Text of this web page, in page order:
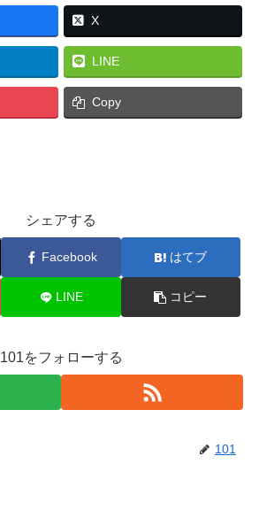
X
LINE
Copy
シェアする
Facebook はてブ
LINE コピー
101をフォローする
101